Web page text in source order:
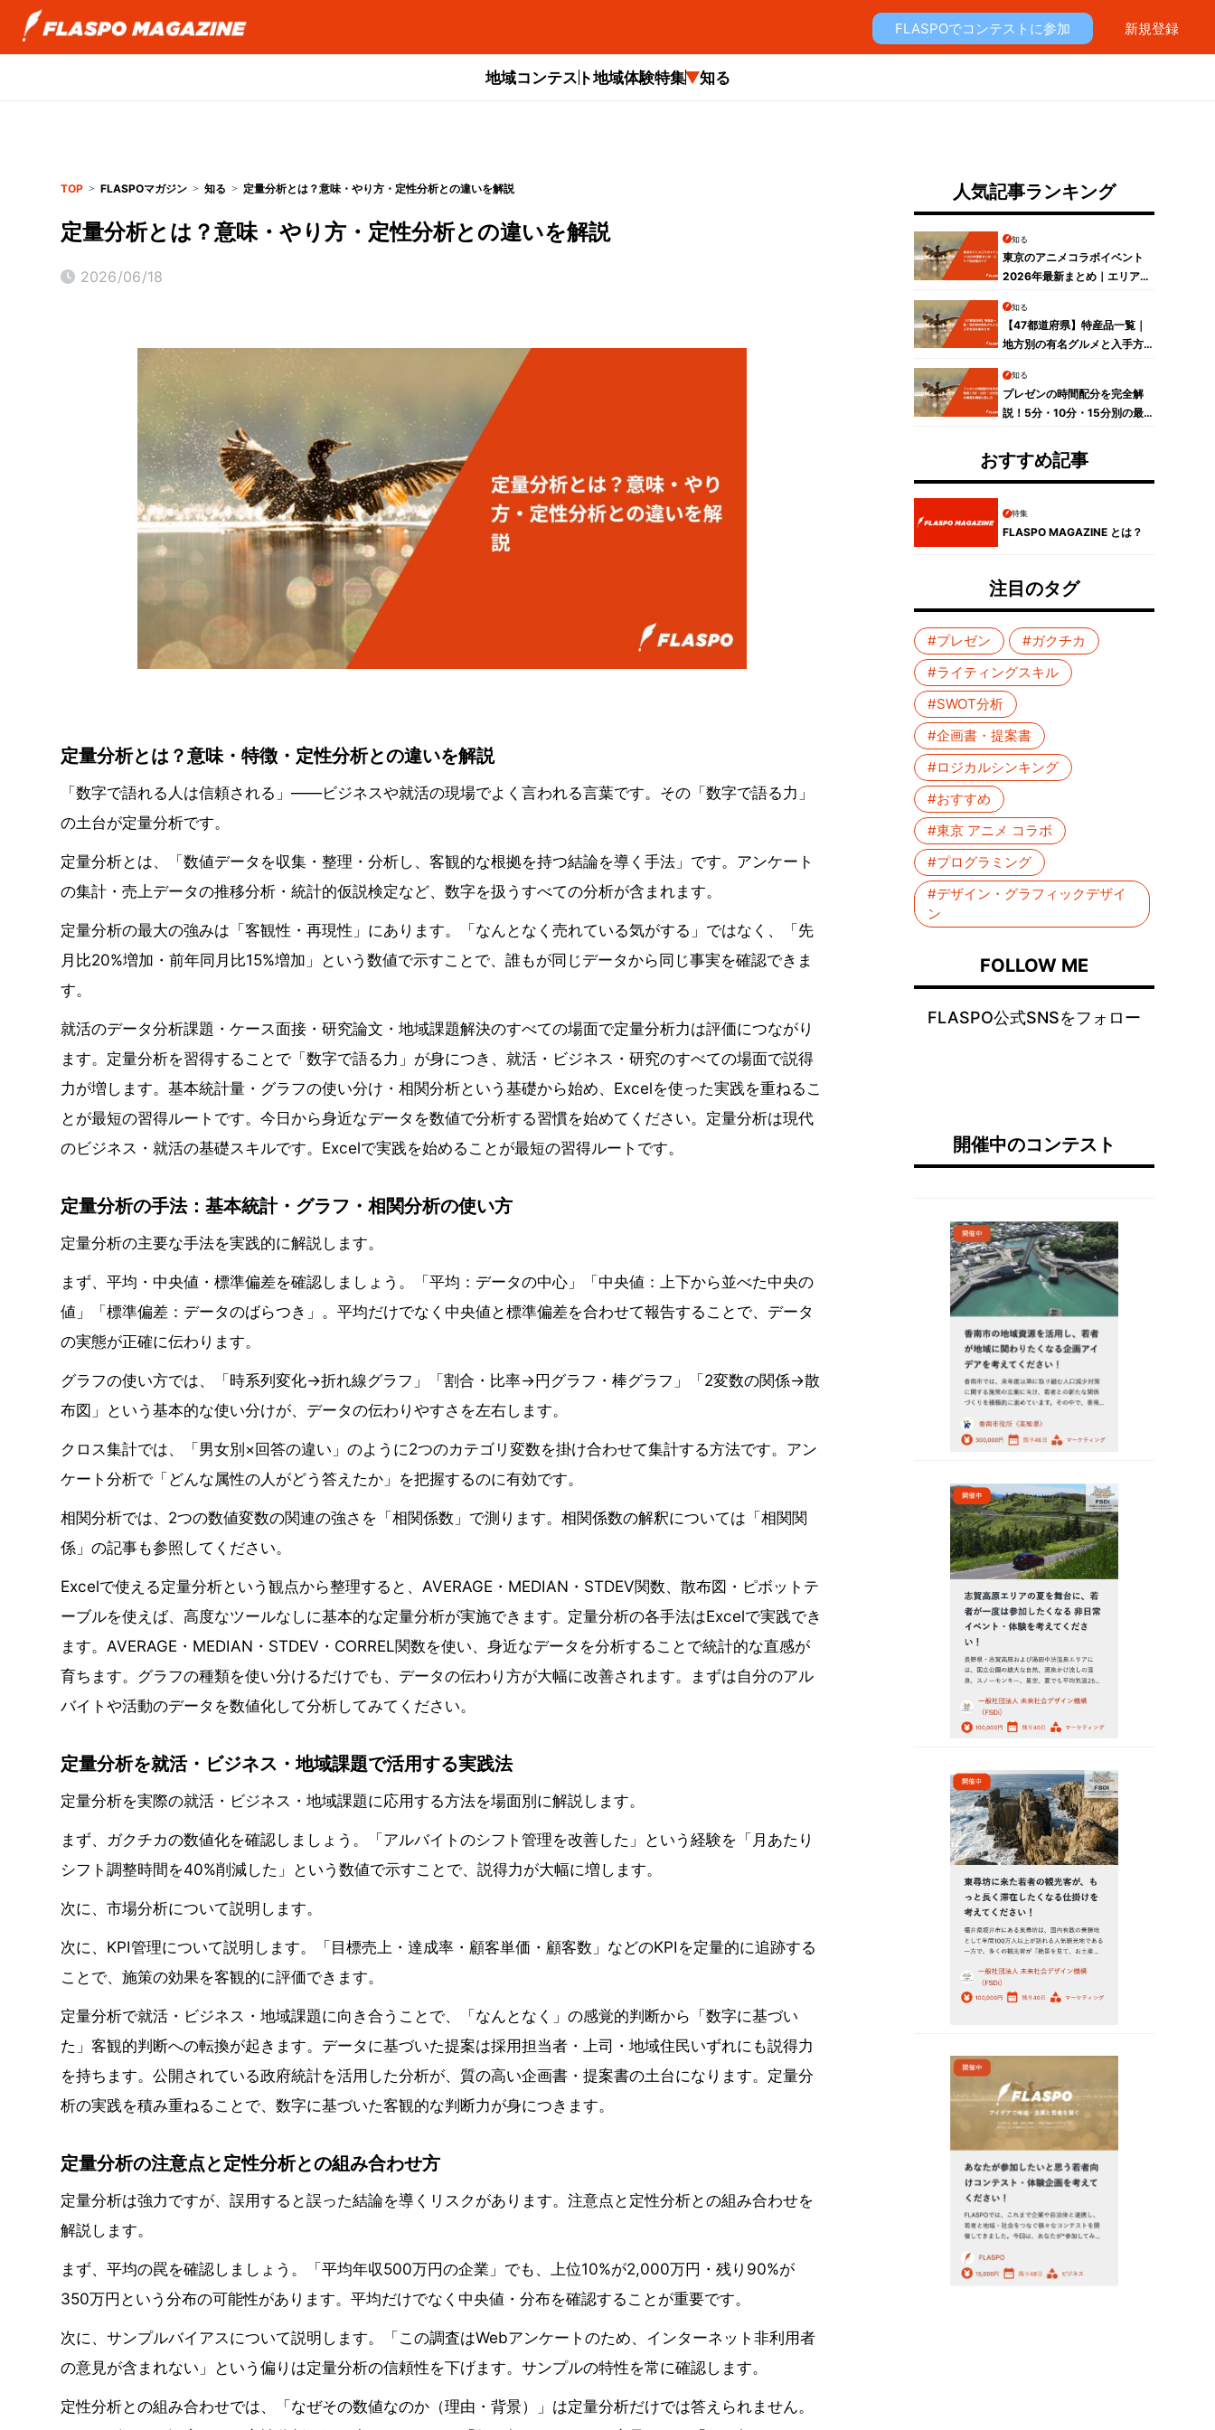
FLASPOでコンテストに参加 新規登録
地域コンテスト地域体験特集 知る
TOP FLASPOマガジン 知る 定量分析とは？意味・やり方・定性分析との違いを解説
定量分析とは？意味・やり方・定性分析との違いを解説
2026/06/18
定量分析とは？意味・特徴・定性分析との違いを解説
「数字で語れる人は信頼される」——ビジネスや就活の現場でよく言われる言葉です。その「数字で語る力」
の土台が定量分析です。
定量分析とは、「数値データを収集・整理・分析し、客観的な根拠を持つ結論を導く手法」です。アンケート
の集計・売上データの推移分析・統計的仮説検定など、数字を扱うすべての分析が含まれます。
定量分析の最大の強みは「客観性・再現性」にあります。「なんとなく売れている気がする」ではなく、「先
月比20%増加・前年同月比15%増加」という数値で示すことで、誰もが同じデータから同じ事実を確認できま
す。
就活のデータ分析課題・ケース面接・研究論文・地域課題解決のすべての場面で定量分析力は評価につながり
ます。定量分析を習得することで「数字で語る力」が身につき、就活・ビジネス・研究のすべての場面で説得
力が増します。基本統計量・グラフの使い分け・相関分析という基礎から始め、Excelを使った実践を重ねるこ
とが最短の習得ルートです。今日から身近なデータを数値で分析する習慣を始めてください。定量分析は現代
のビジネス・就活の基礎スキルです。Excelで実践を始めることが最短の習得ルートです。
定量分析の手法：基本統計・グラフ・相関分析の使い方
定量分析の主要な手法を実践的に解説します。
まず、平均・中央値・標準偏差を確認しましょう。「平均：データの中心」「中央値：上下から並べた中央の
値」「標準偏差：データのばらつき」。平均だけでなく中央値と標準偏差を合わせて報告することで、データ
の実態が正確に伝わります。
グラフの使い方では、「時系列変化→折れ線グラフ」「割合・比率→円グラフ・棒グラフ」「2変数の関係→散
布図」という基本的な使い分けが、データの伝わりやすさを左右します。
クロス集計では、「男女別×回答の違い」のように2つのカテゴリ変数を掛け合わせて集計する方法です。アン
ケート分析で「どんな属性の人がどう答えたか」を把握するのに有効です。
相関分析では、2つの数値変数の関連の強さを「相関係数」で測ります。相関係数の解釈については「相関関
係」の記事も参照してください。
Excelで使える定量分析という観点から整理すると、AVERAGE・MEDIAN・STDEV関数、散布図・ピボットテ
ーブルを使えば、高度なツールなしに基本的な定量分析が実施できます。定量分析の各手法はExcelで実践でき
ます。AVERAGE・MEDIAN・STDEV・CORREL関数を使い、身近なデータを分析することで統計的な直感が
育ちます。グラフの種類を使い分けるだけでも、データの伝わり方が大幅に改善されます。まずは自分のアル
バイトや活動のデータを数値化して分析してみてください。
定量分析を就活・ビジネス・地域課題で活用する実践法
定量分析を実際の就活・ビジネス・地域課題に応用する方法を場面別に解説します。
まず、ガクチカの数値化を確認しましょう。「アルバイトのシフト管理を改善した」という経験を「月あたり
シフト調整時間を40%削減した」という数値で示すことで、説得力が大幅に増します。
次に、市場分析について説明します。
次に、KPI管理について説明します。「目標売上・達成率・顧客単価・顧客数」などのKPIを定量的に追跡する
ことで、施策の効果を客観的に評価できます。
定量分析で就活・ビジネス・地域課題に向き合うことで、「なんとなく」の感覚的判断から「数字に基づい
た」客観的判断への転換が起きます。データに基づいた提案は採用担当者・上司・地域住民いずれにも説得力
を持ちます。公開されている政府統計を活用した分析が、質の高い企画書・提案書の土台になります。定量分
析の実践を積み重ねることで、数字に基づいた客観的な判断力が身につきます。
定量分析の注意点と定性分析との組み合わせ方
定量分析は強力ですが、誤用すると誤った結論を導くリスクがあります。注意点と定性分析との組み合わせを
解説します。
まず、平均の罠を確認しましょう。「平均年収500万円の企業」でも、上位10%が2,000万円・残り90%が
350万円という分布の可能性があります。平均だけでなく中央値・分布を確認することが重要です。
次に、サンプルバイアスについて説明します。「この調査はWebアンケートのため、インターネット非利用者
の意見が含まれない」という偏りは定量分析の信頼性を下げます。サンプルの特性を常に確認します。
定性分析との組み合わせでは、「なぜその数値なのか（理由・背景）」は定量分析だけでは答えられません。
人気記事ランキング
知る
東京のアニメコラボイベント
2026年最新まとめ｜エリア別
知る
【47都道府県】特産品一覧｜
地方別の有名グルメと入手方
知る
プレゼンの時間配分を完全解
説！5分・10分・15分別の最
おすすめ記事
特集
FLASPO MAGAZINE とは？
注目のタグ
#プレゼン
#ガクチカ
#ライティングスキル
#SWOT分析
#企画書・提案書
#ロジカルシンキング
#おすすめ
#東京 アニメ コラボ
#プログラミング
#デザイン・グラフィックデザイ
ン
FOLLOW ME
FLASPO公式SNSをフォロー
開催中のコンテスト